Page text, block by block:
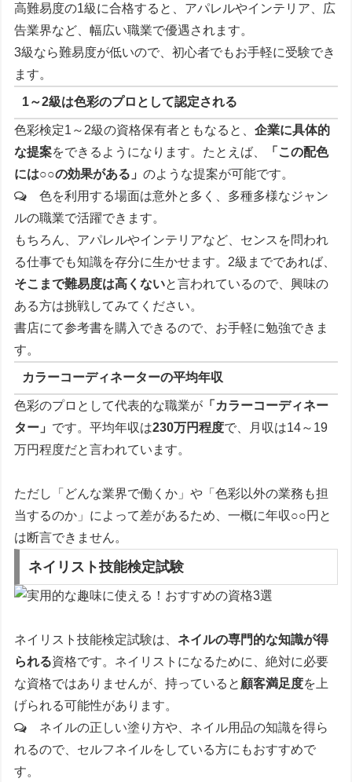
高難易度の1級に合格すると、アパレルやインテリア、広
告業界など、幅広い職業で優遇されます。
3級なら難易度が低いので、初心者でもお手軽に受験でき
ます。
1～2級は色彩のプロとして認定される
色彩検定1～2級の資格保有者ともなると、企業に具体的
な提案をできるようになります。たとえば、
「この配色
には○○の効果がある」のような提案が可能です。
色を利用する場面は意外と多く、多種多様なジャン
ルの職業で活躍できます。
もちろん、アパレルやインテリアなど、センスを問われ
る仕事でも知識を存分に生かせます。2級までであれば、
そこまで難易度は高くないと言われているので、興味の
ある方は挑戦してみてください。
書店にて参考書を購入できるので、お手軽に勉強できま
す。
カラーコーディネーターの平均年収
色彩のプロとして代表的な職業が 「カラーコーディネー
ター」 です。平均年収は230万円程度で、月収は14～19
万円程度だと言われています。
ただし「どんな業界で働くか」や「色彩以外の業務も担
当するのか」によって差があるため、一概に年収○○円と
は断言できません。
ネイリスト技能検定試験
ネイリスト技能検定試験は、ネイルの専門的な知識が得
られる資格です。ネイリストになるために、絶対に必要
な資格ではありませんが、持っていると 顧客満足度を上
げられる可能性があります。
ネイルの正しい塗り方や、ネイル用品の知識を得ら
れるので、セルフネイルをしている方にもおすすめで
す。